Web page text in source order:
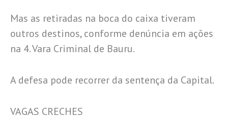
Mas as retiradas na boca do caixa tiveram
outros destinos, conforme denúncia em ações
na 4. Vara Criminal de Bauru.
A defesa pode recorrer da sentença da Capital.
VAGAS CRECHES